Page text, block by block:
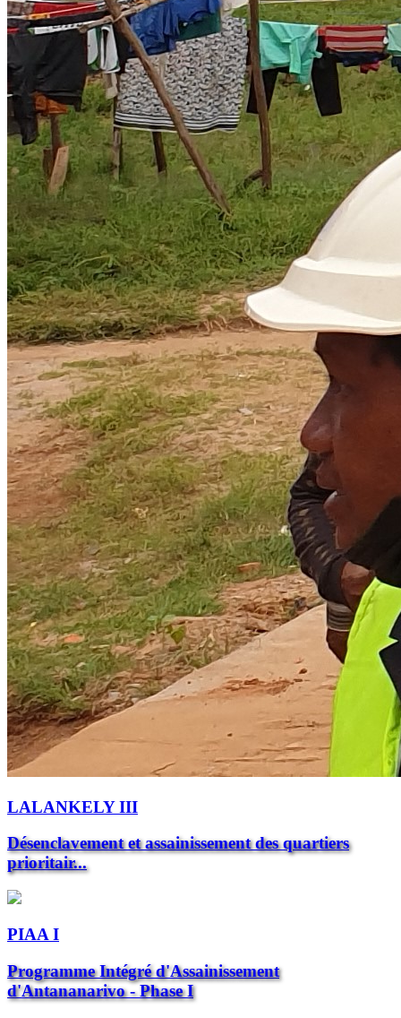
LALANKELY III
Désenclavement et assainissement des quartiers
prioritair...
PIAA I
Programme Intégré d'Assainissement
d'Antananarivo - Phase I